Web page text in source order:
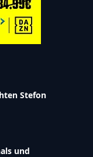
Stefon
und